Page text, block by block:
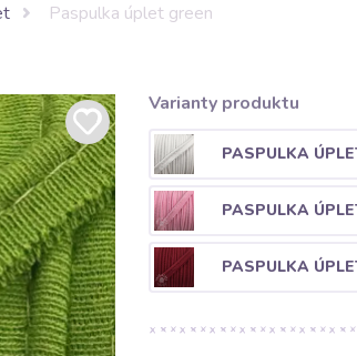
Paspulka úplet green
Varianty produktu
PASPULKA
PASPULKA
PASPULKA